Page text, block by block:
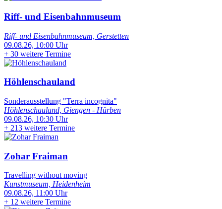
Riff- und Eisenbahnmuseum
Riff- und Eisenbahnmuseum, Gerstetten
09.08.26, 10:00 Uhr
+ 30 weitere Termine
Höhlenschauland
Sonderausstellung "Terra incognita"
Höhlenschauland, Giengen - Hürben
09.08.26, 10:30 Uhr
+ 213 weitere Termine
Zohar Fraiman
Travelling without moving
Kunstmuseum, Heidenheim
09.08.26, 11:00 Uhr
+ 12 weitere Termine